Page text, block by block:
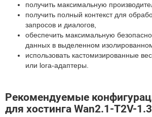
получить максимальную
получить полный контекст для
запросов и диалогов,
обеспечить максимальную
данных в выделенном
использовать кастомизированные
или lora-адаптеры.
Рекомендуемые
для хостинга Wan2.1-T2V-